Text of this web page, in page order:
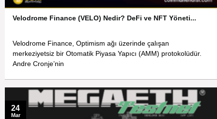
Velodrome Finance (VELO) Nedir? DeFi ve NFT Yöneti...
Velodrome Finance, Optimism ağı üzerinde çalışan
merkeziyetsiz bir Otomatik Piyasa Yapıcı (AMM) protokolüdür.
Andre Cronje’nin
24
Mar